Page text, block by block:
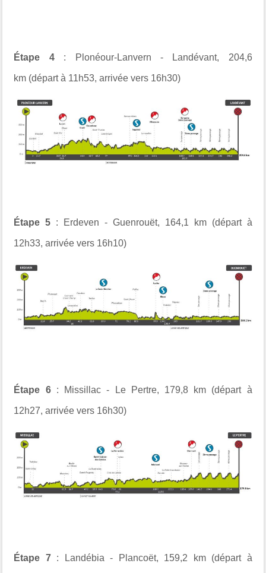
Étape 4: Plonéour-Lanvern - Landévant, 204,6
km (départ à 11h53, arrivée vers 16h30)
Étape 5 : Erdeven - Guenrouët, 164,1 km (départ à
12h33, arrivée vers 16h10)
Étape 6: Missillac - Le Pertre, 179,8 km (départ à
12h27, arrivée vers 16h30)
Étape 7: Landébia - Plancoët, 159,2 km (départ à